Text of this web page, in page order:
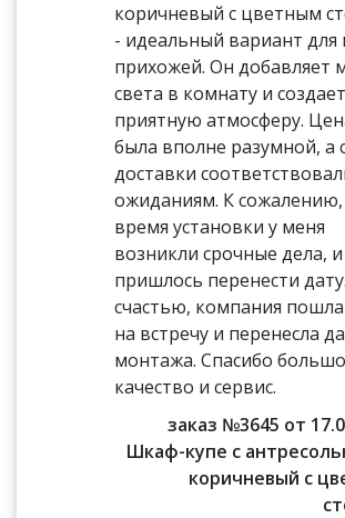
коричневый с цветным
- идеальный вариант для
прихожей. Он добавляет
света в комнату и создает
приятную атмосферу.
была вполне разумной, а
доставки
ожиданиям. К
время установки у меня
возникли срочные дела, и
пришлось перенести
счастью, компания
на встречу и перенесла
монтажа. Спасибо
качество и сервис.
заказ №3645 от
Шкаф-купе с
коричневый с